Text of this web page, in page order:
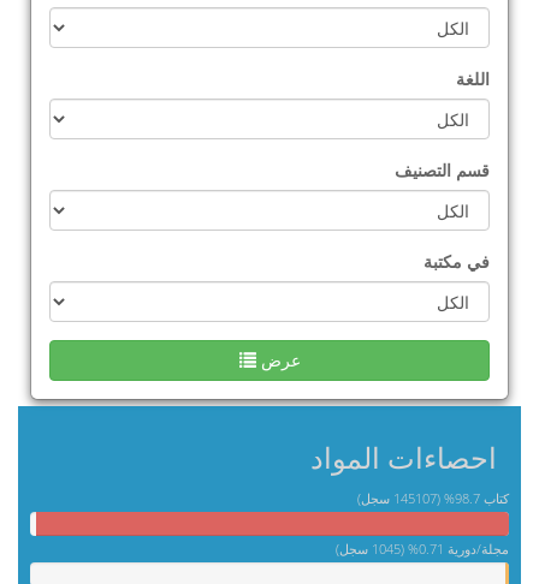
اللغة
قسم التصنيف
في مكتبة
عرض
احصاءات المواد
كتاب 98.7% (145107 سجل)
مجلة/دورية 0.71% (1045 سجل)